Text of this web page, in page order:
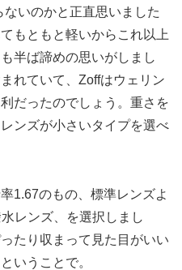
いのかと正直思いました
もともと軽いからこれ以上
半ば諦めの思いがしまし
れていて、Zoffはウェリン
だったのでしょう。重さを
ンズが小さいタイプを選べ
1.67のもの、標準レンズよ
レンズ、を選択しまし
たり収まって見た目がいい
いうことで。